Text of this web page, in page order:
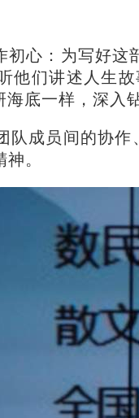
初心：为写好
他们讲述人生
底一样，深入
队成员间的协
。